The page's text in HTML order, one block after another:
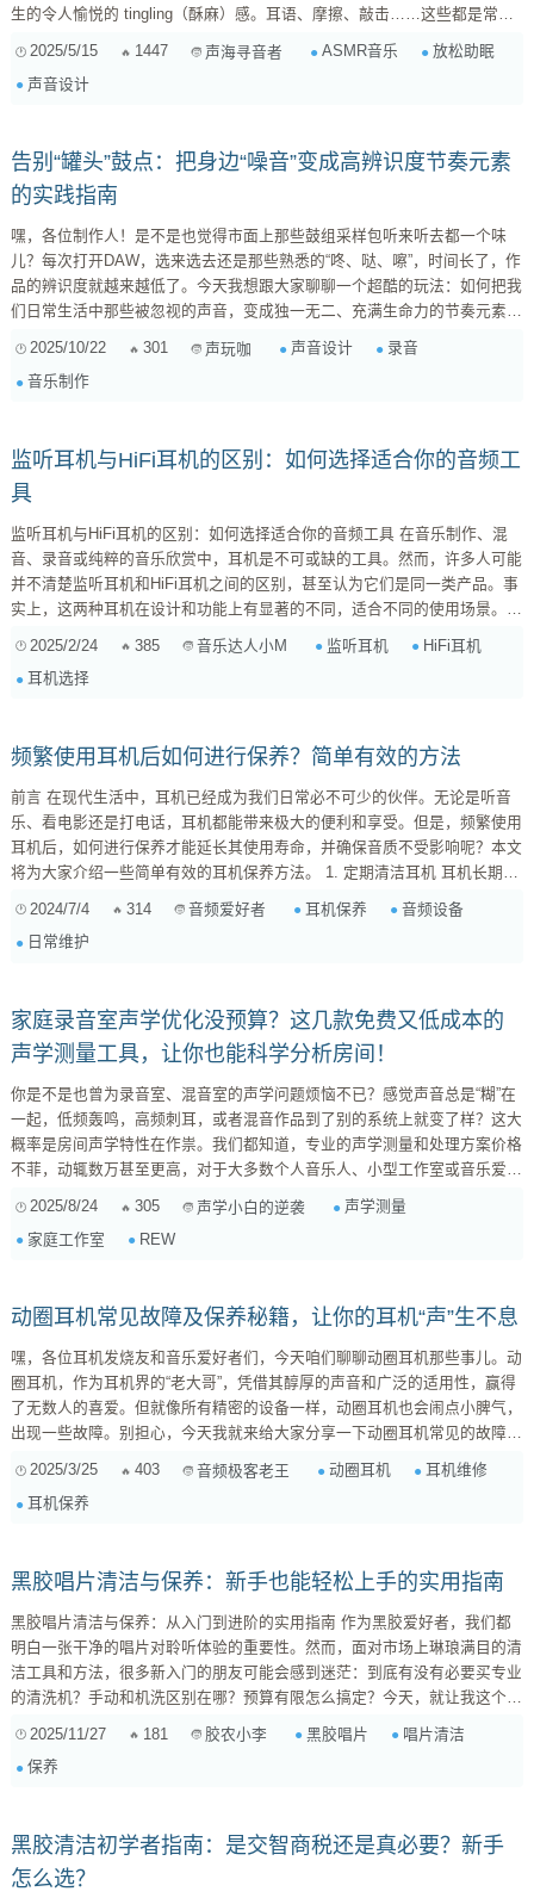
生的令人愉悦的 tingling（酥麻）感。耳语、摩擦、敲击……这些都是常见
的ASMR触发音。然而，ASMR的潜力远不止于此。今天，我们将深入探讨
ASMR视频中不同类型声音与音乐的搭配，以及如何通过音乐来增强ASMR
的放松和助眠效果。本文的目标读者是ASMR爱好者和声音设计师，希望通
2025/5/15 1447 声海寻音者 ASMR音乐
放松助眠
声音设计
告别“罐头”鼓点：把身边“噪音”变成高辨识度节奏元素
的实践指南
嘿，各位制作人！是不是也觉得市面上那些鼓组采样包听来听去都一个味
儿？每次打开DAW，选来选去还是那些熟悉的“咚、哒、嚓”，时间长了，作
品的辨识度就越来越低了。今天我想跟大家聊聊一个超酷的玩法：如何把我
们日常生活中那些被忽视的声音，变成独一无二、充满生命力的节奏元素！
告别千篇一律，从身边开启你的声音探索之旅。 这不仅仅是“录音”，更是一
次“听觉重塑”。下面我就来分享一些我的实践经验，希望能给你带来启发。
第一步：声音的“捕猎”——哪里都是你的采样宝库 首先，改变你的听觉习
2025/10/22 301 声玩咖 声音设计
录音
音乐制作
监听耳机与HiFi耳机的区别：如何选择适合你的音频工
具
监听耳机与HiFi耳机的区别：如何选择适合你的音频工具 在音乐制作、混
音、录音或纯粹的音乐欣赏中，耳机是不可或缺的工具。然而，许多人可能
并不清楚监听耳机和HiFi耳机之间的区别，甚至认为它们是同一类产品。事
实上，这两种耳机在设计和功能上有显著的不同，适合不同的使用场景。本
Headphones） 是专为音频专业人士设计的耳机，主要用于录音、混音和后
2025/2/24 385 音乐达人小M 监听耳机
HiFi耳机
耳机选择
频繁使用耳机后如何进行保养？简单有效的方法
前言 在现代生活中，耳机已经成为我们日常必不可少的伙伴。无论是听音
乐、看电影还是打电话，耳机都能带来极大的便利和享受。但是，频繁使用
耳机后，如何进行保养才能延长其使用寿命，并确保音质不受影响呢？本文
将为大家介绍一些简单有效的耳机保养方法。 1. 定期清洁耳机 耳机长期使
每周用干净的软布轻轻擦拭耳机表面，入耳式耳机可以使用专门的清洁工具
或蘸取少量医用酒精的棉签进行清洁。 2. 避免耳机暴露在极端环境中 高
2024/7/4 314 音频爱好者 耳机保养
音频设备
日常维护
家庭录音室声学优化没预算？这几款免费又低成本的
声学测量工具，让你也能科学分析房间！
你是不是也曾为录音室、混音室的声学问题烦恼不已？感觉声音总是“糊”在
一起，低频轰鸣，高频刺耳，或者混音作品到了别的系统上就变了样？这大
概率是房间声学特性在作祟。我们都知道，专业的声学测量和处理方案价格
不菲，动辄数万甚至更高，对于大多数个人音乐人、小型工作室或音乐爱好
者来说，这几乎是个天文数字。但别灰心，今天我就来手把手教你，如何在
预算有限的情况下，利用一些免费或低成本的工具，科学地分析你的工作室
声学特性，为后续的声学处理打下坚实基础！ 必要的硬件准备：预算友好
2025/8/24 305 声学小白的逆袭
声学测量
家庭工作室
REW
动圈耳机常见故障及保养秘籍，让你的耳机“声”生不息
嘿，各位耳机发烧友和音乐爱好者们，今天咱们聊聊动圈耳机那些事儿。动
圈耳机，作为耳机界的“老大哥”，凭借其醇厚的声音和广泛的适用性，赢得
了无数人的喜爱。但就像所有精密的设备一样，动圈耳机也会闹点小脾气，
出现一些故障。别担心，今天我就来给大家分享一下动圈耳机常见的故障及
解决方法，还有日常保养的小窍门，让你的耳机“声”生不息！ 咱们先来说
说，动圈耳机为啥这么受欢迎？ 动圈耳机的工作原理，简单来说，就是通
过电流驱动线圈，线圈产生磁场，与永磁体相互作用，推动振膜振动，从而
2025/3/25 403 音频极客老王 动圈耳机
耳机维修
耳机保养
黑胶唱片清洁与保养：新手也能轻松上手的实用指南
黑胶唱片清洁与保养：从入门到进阶的实用指南 作为黑胶爱好者，我们都
明白一张干净的唱片对聆听体验的重要性。然而，面对市场上琳琅满目的清
洁工具和方法，很多新入门的朋友可能会感到迷茫：到底有没有必要买专业
的清洗机？手动和机洗区别在哪？预算有限怎么搞定？今天，就让我这个
片收藏量、对音质的追求程度以及预算。 对于入门级玩家或唱片量不大的
2025/11/27 181 胶农小李 黑胶唱片
唱片清洁
保养
黑胶清洁初学者指南：是交智商税还是真必要？新手
怎么选？